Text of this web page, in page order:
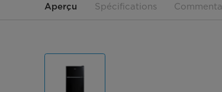
ce
Aperçu Spécifications